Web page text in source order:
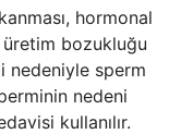
hormonal
bozukluğu
nedeniyle sperm
nedeni
kullanılır.